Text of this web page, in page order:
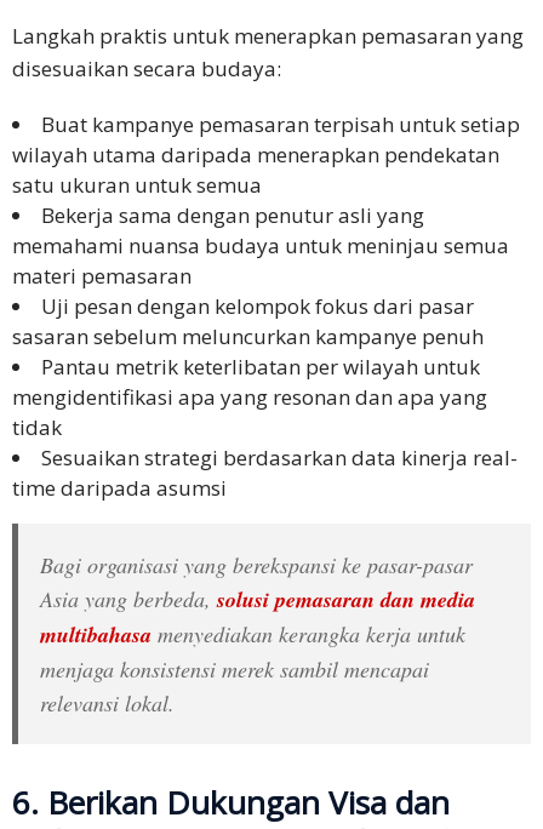
Langkah praktis untuk menerapkan pemasaran yang
disesuaikan secara budaya:
Buat kampanye pemasaran terpisah untuk setiap
wilayah utama daripada menerapkan pendekatan
satu ukuran untuk semua
Bekerja sama dengan penutur asli yang
memahami nuansa budaya untuk meninjau semua
materi pemasaran
Uji pesan dengan kelompok fokus dari pasar
sasaran sebelum meluncurkan kampanye penuh
Pantau metrik keterlibatan per wilayah untuk
mengidentifikasi apa yang resonan dan apa yang
tidak
Sesuaikan strategi berdasarkan data kinerja real-
time daripada asumsi
Bagi organisasi yang berekspansi ke pasar-pasar
Asia yang berbeda,solusi pemasaran dan media
multibahasa menyediakan kerangka kerja untuk
menjaga konsistensi merek sambil mencapai
relevansi lokal.
6. Berikan Dukungan Visa dan